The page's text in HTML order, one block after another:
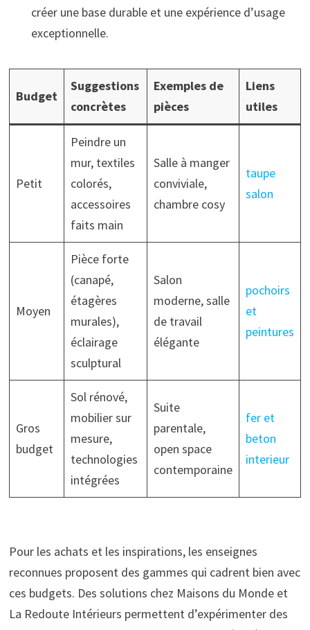
créer une base durable et une expérience d’usage
exceptionnelle.
Budget
Suggestions
concrètes
Exemples de
pièces
Liens
utiles
Petit
Peindre un
mur, textiles
colorés,
accessoires
faits main
Salle à manger
conviviale,
chambre cosy
taupe
salon
Moyen
Pièce forte
(canapé,
étagères
murales),
éclairage
sculptural
Salon
moderne, salle
de travail
élégante
pochoirs
et
peintures
Gros
budget
Sol rénové,
mobilier sur
mesure,
technologies
intégrées
Suite
parentale,
open space
contemporaine
fer et
beton
interieur
Pour les achats et les inspirations, les enseignes
reconnues proposent des gammes qui cadrent bien avec
ces budgets. Des solutions chez Maisons du Monde et
La Redoute Intérieurs permettent d’expérimenter des